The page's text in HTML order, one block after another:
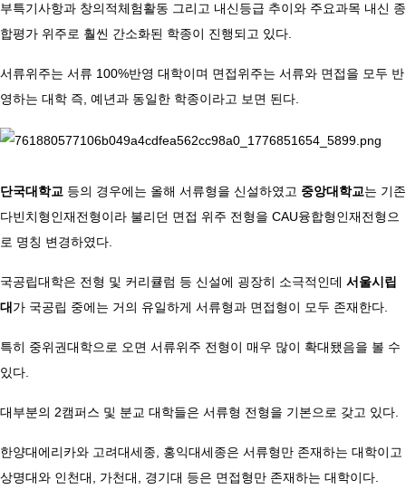
부특기사항과 창의적체험활동 그리고 내신등급 추이와 주요과목 내신 종
합평가 위주로 훨씬 간소화된 학종이 진행되고 있다.
서류위주는 서류 100%반영 대학이며 면접위주는 서류와 면접을 모두 반
영하는 대학 즉, 예년과 동일한 학종이라고 보면 된다.
단국대학교 등의 경우에는 올해 서류형을 신설하였고 중앙대학교는 기존
다빈치형인재전형이라 불리던 면접 위주 전형을 CAU융합형인재전형으
로 명칭 변경하였다.
국공립대학은 전형 및 커리큘럼 등 신설에 굉장히 소극적인데 서울시립
대가 국공립 중에는 거의 유일하게 서류형과 면접형이 모두 존재한다.
특히 중위권대학으로 오면 서류위주 전형이 매우 많이 확대됐음을 볼 수
있다.
대부분의 2캠퍼스 및 분교 대학들은 서류형 전형을 기본으로 갖고 있다.
한양대에리카와 고려대세종, 홍익대세종은 서류형만 존재하는 대학이고
상명대와 인천대, 가천대, 경기대 등은 면접형만 존재하는 대학이다.